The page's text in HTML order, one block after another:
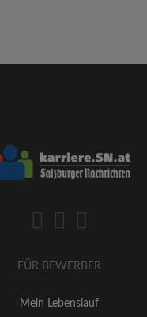
FÜR BEWERBER
Mein Lebenslauf